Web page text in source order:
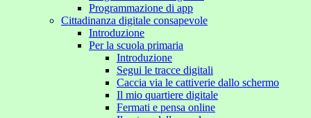
Programmazione di app
Cittadinanza digitale consapevole
Introduzione
Per la scuola primaria
Introduzione
Segui le tracce digitali
Caccia via le cattiverie dallo schermo
Il mio quartiere digitale
Fermati e pensa online